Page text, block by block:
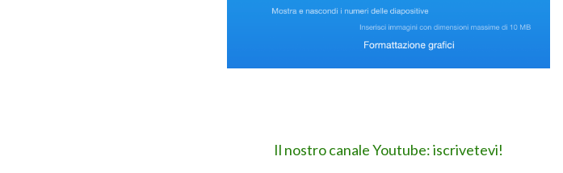
Il nostro canale Youtube: iscrivetevi!